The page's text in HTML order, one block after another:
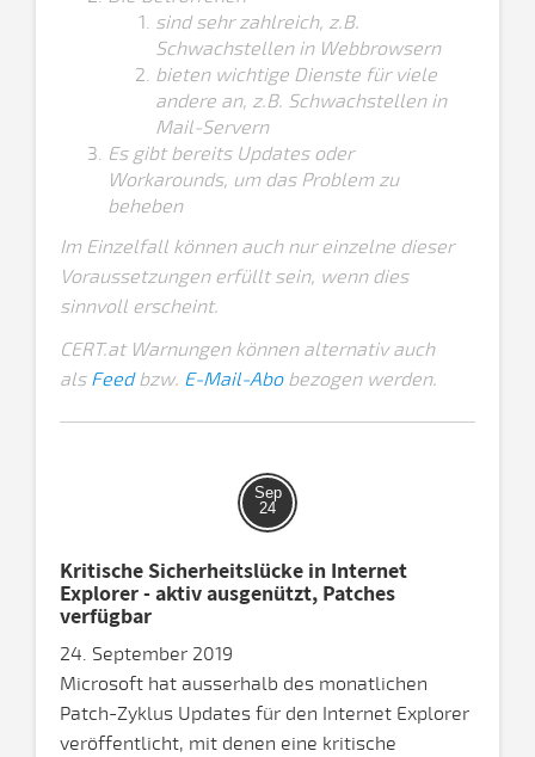
sind sehr zahlreich, z.B.
Schwachstellen in Webbrowsern
bieten wichtige Dienste für viele
andere an, z.B. Schwachstellen in
Mail-Servern
Es gibt bereits Updates oder
Workarounds, um das Problem zu
beheben
Im Einzelfall können auch nur einzelne dieser
Voraussetzungen erfüllt sein, wenn dies
sinnvoll erscheint.
CERT.at Warnungen können alternativ auch
als Feedbzw. E-Mail-Abobezogen werden.
Sep
24
Kritische Sicherheitslücke in Internet
Explorer - aktiv ausgenützt, Patches
verfügbar
24. September 2019
Microsoft hat ausserhalb des monatlichen
Patch-Zyklus Updates für den Internet Explorer
veröffentlicht, mit denen eine kritische